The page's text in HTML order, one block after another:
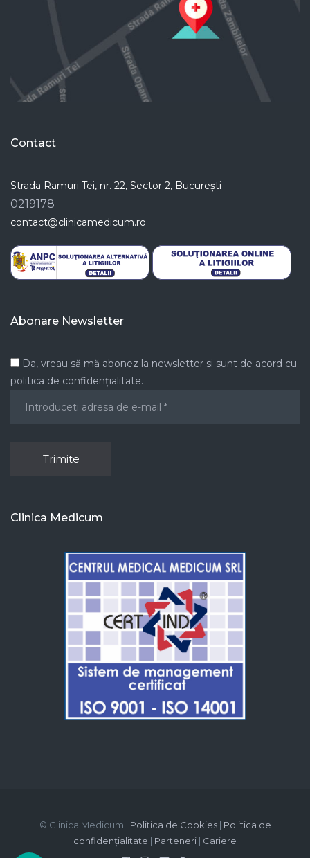
Contact
Strada Ramuri Tei, nr. 22, Sector 2, București
0219178
contact@clinicamedicum.ro
Abonare Newsletter
Da, vreau să mă abonez la newsletter si sunt de acord cu
politica de confidențialitate.
Clinica Medicum
© Clinica Medicum | Politica de Cookies| Politica de
confidențialitate | Parteneri | Cariere